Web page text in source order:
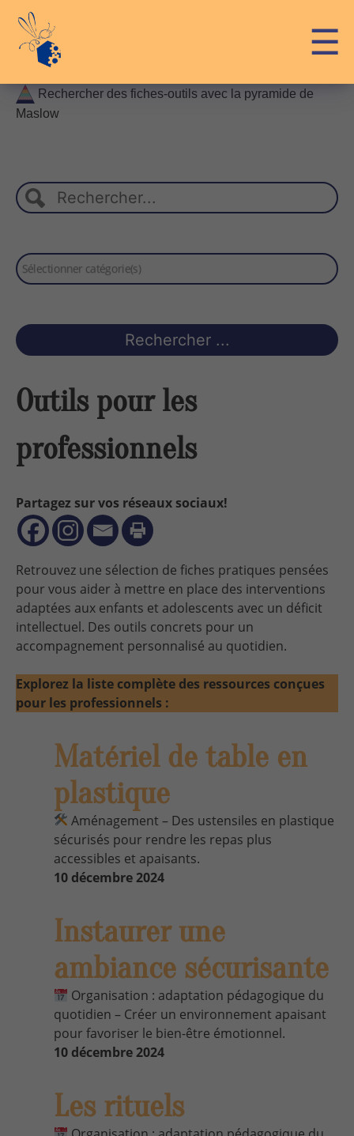
content
☰
Rechercher des fiches-outils avec la pyramide de
Maslow
Sélectionner catégorie(s)
Outils pour les
professionnels
Partagez sur vos réseaux sociaux!
Retrouvez une sélection de fiches pratiques pensées
pour vous aider à mettre en place des interventions
adaptées aux enfants et adolescents avec un déficit
intellectuel. Des outils concrets pour un
accompagnement personnalisé au quotidien.
Explorez la liste complète des ressources conçues
pour les professionnels :
Matériel de table en
plastique
Aménagement – Des ustensiles en plastique
sécurisés pour rendre les repas plus
accessibles et apaisants.
10 décembre 2024
Instaurer une
ambiance sécurisante
Organisation : adaptation pédagogique du
quotidien – Créer un environnement apaisant
pour favoriser le bien-être émotionnel.
10 décembre 2024
Les rituels